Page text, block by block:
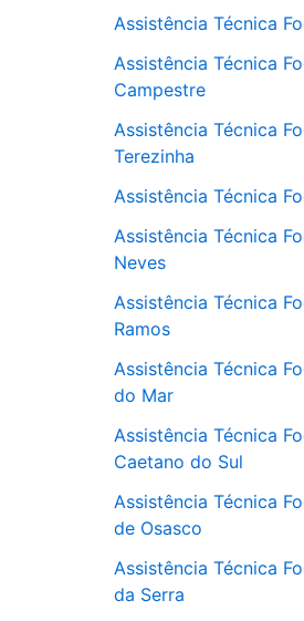
Assistência Técnica
Assistência Técnica
Campestre
Assistência Técnica
Terezinha
Assistência Técnica
Assistência Técnica
Neves
Assistência Técnica
Ramos
Assistência Técnica
do Mar
Assistência Técnica
Caetano do Sul
Assistência Técnica
de Osasco
Assistência Técnica
da Serra